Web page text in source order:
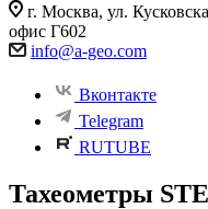
г. Москва, ул.
офис Г602
info@a-geo.com
Вконтакте
Telegram
RUTUBE
Тахеометры